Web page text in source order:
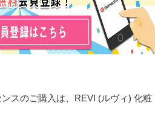
スのご購入は、REVI (ルヴィ) 化粧